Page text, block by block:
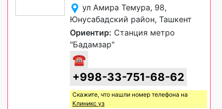
ул Амира Темура, 98,
Юнусабадский район, Ташкент
Ориентир: Станция метро
"Бадамзар"
☎
+998-33-751-68-62
Скажите, что нашли номер телефона на
Клиникс уз